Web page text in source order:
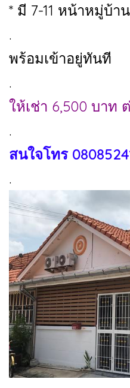
* มี 7-11 หน้าหมู่บ้า
.
พร้อมเข้าอยู่ทันที
.
ให้เช่า 6,500 บาท
.
สนใจโทร
.